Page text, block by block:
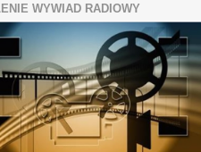
WYWIAD RADIOWY